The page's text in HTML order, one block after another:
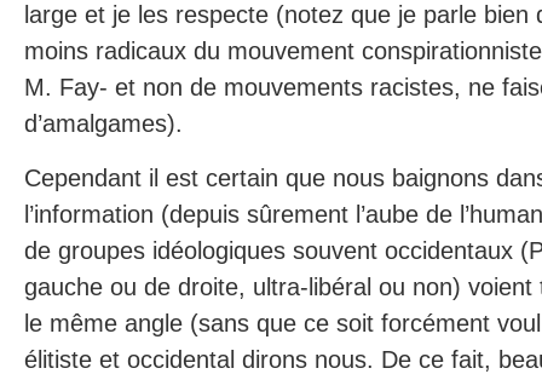
large et je les respecte (notez que je parle bien
moins radicaux du mouvement
M. Fay- et non de mouvements racistes, ne
d’amalgames).
Cependant il est certain que nous baignons
l’information (depuis sûrement l’aube de
de groupes idéologiques souvent occidentaux
gauche ou de droite, ultra-libéral ou non)
le même angle (sans que ce soit forcément
élitiste et occidental dirons nous. De ce fait,